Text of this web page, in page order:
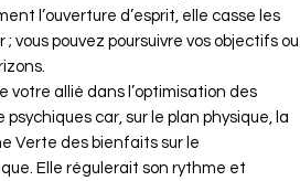
l’ouverture d’esprit, elle casse les
vous pouvez poursuivre vos objectifs ou
votre allié dans l’optimisation des
car, sur le plan physique, la
Verte des bienfaits sur le
Elle régulerait son rythme et